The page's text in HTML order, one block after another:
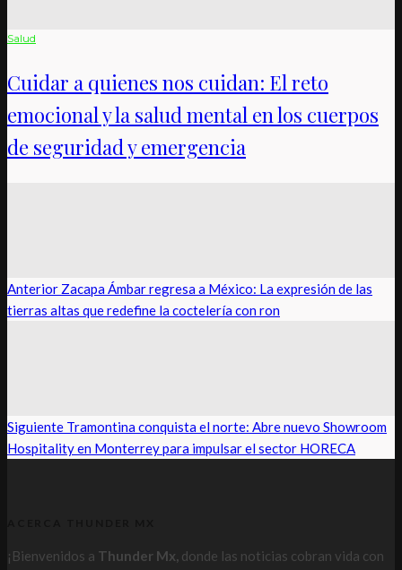
Salud
Cuidar a quienes nos cuidan: El reto
emocional y la salud mental en los cuerpos
de seguridad y emergencia
Anterior Zacapa Ámbar regresa a México: La expresión de las
tierras altas que redefine la coctelería con ron
Siguiente Tramontina conquista el norte: Abre nuevo Showroom
Hospitality en Monterrey para impulsar el sector HORECA
¡Bienvenidos a Thunder Mx, donde las noticias cobran vida con